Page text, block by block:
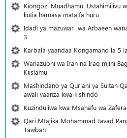
Kiongozi Muadhamu: Ustahimilivu
kutia hamasa mataifa huru
Idadi ya mazuwar wa Arbaeen
3
Karbala yaandaa Kongamano la 5
Wanazuoni wa Iran na Iraq mjini
Kiislamu
Mashindano ya Qur’ani ya Sultan
awali yaanza kwa kishindo
Kuzinduliwa kwa Msahafu wa
Qari Mtajika Mohammad Javad
Tawbah